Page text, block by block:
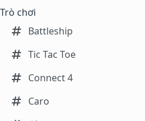
Trò chơi
Battleship
Tic Tac Toe
Connect 4
Caro